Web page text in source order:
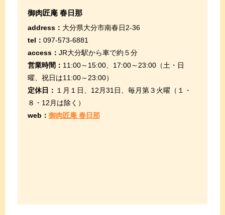
御肉匠庵 春日那
address： 大分県大分市南春日2-36
tel： 097-573-6881
access： JR大分駅から車で約５分
営業時間： 11:00～15:00、17:00～23:00（土・日
曜、祝日は11:00～23:00）
定休日： １月１日、12月31日、毎月第３火曜（１・
８・12月は除く）
web： 御肉匠庵 春日那